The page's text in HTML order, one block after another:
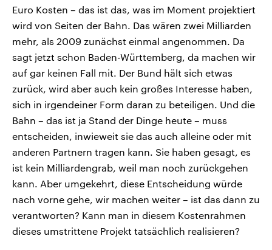
Euro Kosten – das ist das, was im Moment projektiert
wird von Seiten der Bahn. Das wären zwei Milliarden
mehr, als 2009 zunächst einmal angenommen. Da
sagt jetzt schon Baden-Württemberg, da machen wir
auf gar keinen Fall mit. Der Bund hält sich etwas
zurück, wird aber auch kein großes Interesse haben,
sich in irgendeiner Form daran zu beteiligen. Und die
Bahn – das ist ja Stand der Dinge heute – muss
entscheiden, inwieweit sie das auch alleine oder mit
anderen Partnern tragen kann. Sie haben gesagt, es
ist kein Milliardengrab, weil man noch zurückgehen
kann. Aber umgekehrt, diese Entscheidung würde
nach vorne gehe, wir machen weiter – ist das dann zu
verantworten? Kann man in diesem Kostenrahmen
dieses umstrittene Projekt tatsächlich realisieren?